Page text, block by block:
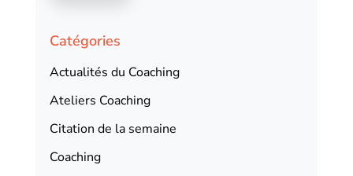
Catégories
Actualités du Coaching
Ateliers Coaching
Citation de la semaine
Coaching